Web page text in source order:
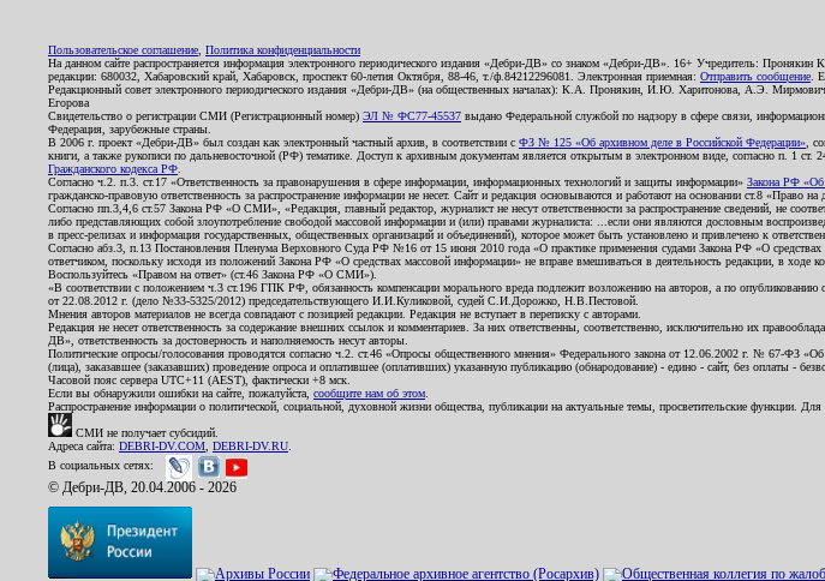
Пользовательское соглашение Политика конфиденциальности
На данном сайте распространяется информация электронного периодического издания «Дебри-ДВ» со знаком «Дебри-ДВ». 16+ Учредитель:
редакции: 680032, Хабаровский край, Хабаровск, проспект 60-летия Октября, 88-46, т./ф.84212296081. Электронная приемная: Отправить сообщение .
Редакционный совет электронного периодического издания «Дебри-ДВ» (на общественных началах): К.А. Пронякин, И.Ю. Харитонова,
Егорова
Свидетельство о регистрации СМИ (Регистрационный номер) ЭЛ № ФС77-45537 выдано Федеральной службой по надзору в сфере связи,
Федерация, зарубежные страны.
В 2006 г. проект «Дебри-ДВ» был создан как электронный частный архив, в соответствии с ФЗ № 125 «Об архивном деле в Российской Федерации» ,
книги, а также рукописи по дальневосточной (РФ) тематике. Доступ к архивным документам является открытым в электронном виде, согласно п. 1
Гражданского кодекса РФ
Согласно ч.2. п.3. ст.17 «Ответственность за правонарушения в сфере информации, информационных технологий и защиты информации» Закона РФ «Об
гражданско-правовую ответственность за распространение информации не несет. Сайт и редакция основываются и работают на основании ст.8 «Право
Согласно пп.3,4,6 ст.57 Закона РФ «О СМИ», «Редакция, главный редактор, журналист не несут ответственности за распространение сведений, не
либо представляющих собой злоупотребление свободой массовой информации и (или) правами журналиста: ...если они являются дословным
в пресс-релизах и информация государственных, общественных организаций и объединений), которое может быть установлено и привлечено к
Согласно абз.3, п.13 Постановления Пленума Верховного Суда РФ №16 от 15 июня 2010 года «О практике применения судами Закона РФ «О
ответчиком, поскольку исходя из положений Закона РФ «О средствах массовой информации» не вправе вмешиваться в деятельность редакции, в ходе
Воспользуйтесь «Правом на ответ» (ст.46 Закона РФ «О СМИ»).
«В соответствии с положением ч.3 ст.196 ГПК РФ, обязанность компенсации морального вреда подлежит возложению на авторов, а по
от 22.08.2012 г. (дело №33-5325/2012) председательствующего И.И.Куликовой, судей С.И.Дорожко, Н.В.Пестовой.
Мнения авторов материалов не всегда совпадают с позицией редакции. Редакция не вступает в переписку с авторами.
Редакция не несет ответственность за содержание внешних ссылок и комментариев. За них ответственны, соответственно, исключительно их
ДВ», ответственность за достоверность и наполняемость несут авторы.
Политические опросы/голосования проводятся согласно ч.2. ст.46 «Опросы общественного мнения» Федерального закона от 12.06.2002 г. № 67-ФЗ
(лица), заказавшее (заказавших) проведение опроса и оплатившее (оплативших) указанную публикацию (обнародование) - едино - сайт, без оплаты -
Часовой пояс сервера UTC+11 (AEST), фактически +8 мск.
Если вы обнаружили ошибки на сайте, пожалуйста, сообщите нам об этом
Распространение информации о политической, социальной, духовной жизни общества, публикации на актуальные темы, просветительские функции.
СМИ не получает субсидий.
Адреса сайта: DEBRI-DV.COM DEBRI-DV.RU
В социальных сетях:
© Дебри-ДВ, 20.04.2006 - 2026